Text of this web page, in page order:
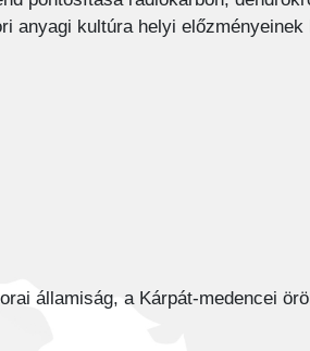
anyagi kultúra helyi előzményeinek
államiság, a Kárpát-medencei